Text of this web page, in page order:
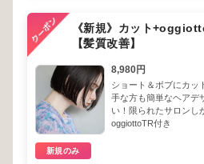
《新規》カット
【髪質改善】
8,980円
ショート＆ボブにカッ
手な方も簡単なヘアデ
い！限られたサロンし
oggiottoTR付き
新規のみ